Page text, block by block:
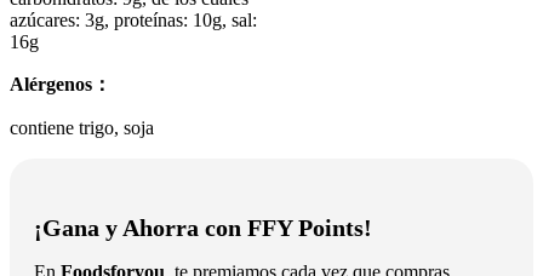
azúcares: 3g, proteínas: 10g, sal:
16g
Alérgenos：
contiene trigo, soja
¡Gana y Ahorra con FFY Points!